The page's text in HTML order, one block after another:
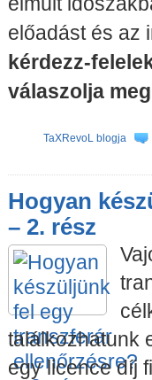
előadást és az
kérdezz-
válaszolja
TaXRevoL blogja
Hogyan
– 2. rész
találkozhatunk
egy licence díj